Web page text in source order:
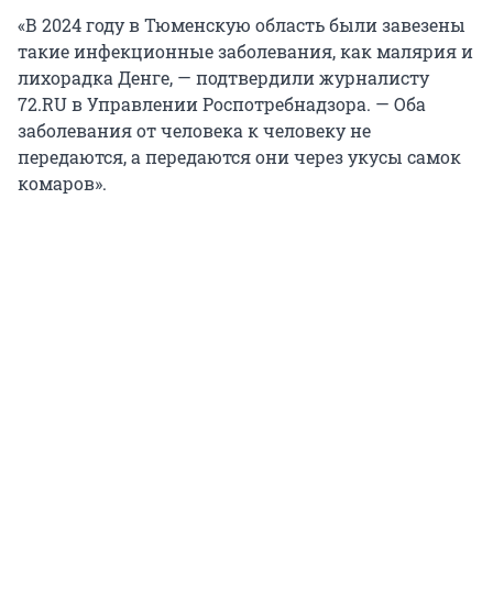
«В 2024 году в Тюменскую область были завезены
такие инфекционные заболевания, как малярия и
лихорадка Денге, — подтвердили журналисту
72.RU в Управлении Роспотребнадзора. — Оба
заболевания от человека к человеку не
передаются, а передаются они через укусы самок
комаров».